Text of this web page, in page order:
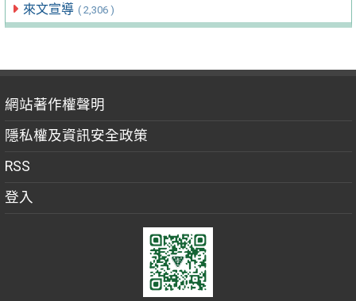
來文宣導 ( 2,306 )
網站著作權聲明
隱私權及資訊安全政策
RSS
登入